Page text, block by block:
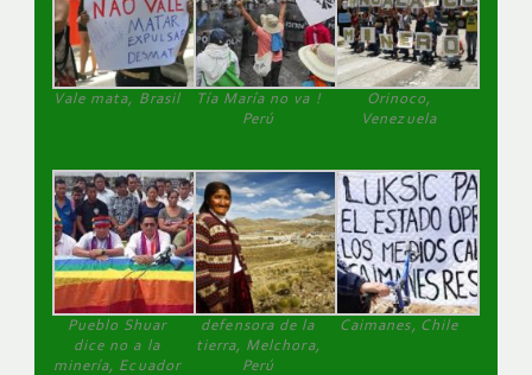
Vale mata, Brasil
Tía María no va !
Perú
Orinoco,
Venezuela
Pueblo Shuar
dice no a la
minería, Ecuador
defensora de la
tierra, Melchora,
Perú
Caimanes, Chile